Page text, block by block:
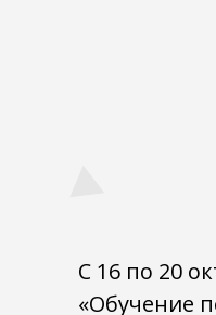
С 16 по 20
«Обучение